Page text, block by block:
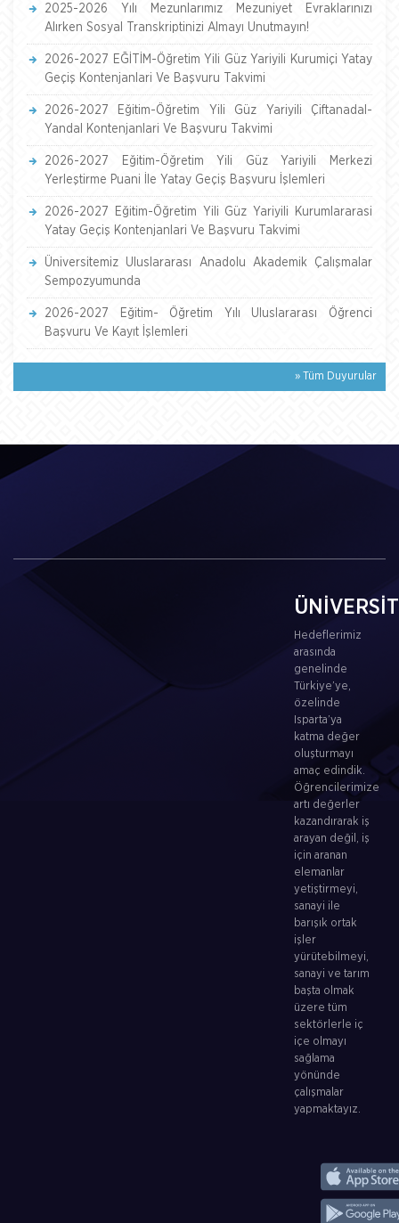
2025-2026 Yılı Mezunlarımız Mezuniyet Evraklarınızı
Alırken Sosyal Transkriptinizi Almayı Unutmayın!
2026-2027 EĞİTİM-Öğretim Yili Güz Yariyili Kurumiçi Yatay
Geçiş Kontenjanlari Ve Başvuru Takvimi
2026-2027 Eğitim-Öğretim Yili Güz Yariyili Çiftanadal-
Yandal Kontenjanlari Ve Başvuru Takvimi
2026-2027 Eğitim-Öğretim Yili Güz Yariyili Merkezi
Yerleştirme Puani İle Yatay Geçiş Başvuru İşlemleri
2026-2027 Eğitim-Öğretim Yili Güz Yariyili Kurumlararasi
Yatay Geçiş Kontenjanlari Ve Başvuru Takvimi
Üniversitemiz Uluslararası Anadolu Akademik Çalışmalar
Sempozyumunda
2026-2027 Eğitim- Öğretim Yılı Uluslararası Öğrenci
Başvuru Ve Kayıt İşlemleri
» Tüm Duyurular
Hedeflerimiz
arasında
genelinde
Türkiye’ye,
özelinde
Isparta’ya
katma değer
oluşturmayı
amaç edindik.
Öğrencilerimize
artı değerler
kazandırarak iş
arayan değil, iş
için aranan
elemanlar
yetiştirmeyi,
sanayi ile
barışık ortak
işler
yürütebilmeyi,
sanayi ve tarım
başta olmak
üzere tüm
sektörlerle iç
içe olmayı
sağlama
yönünde
çalışmalar
yapmaktayız.